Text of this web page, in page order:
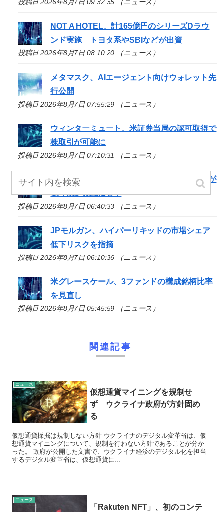
投稿日 2026年8月7日 09:32:35 （ニュース）
NOT A HOTEL、計165億円のシリーズDラウ
ンド実施 トヨタ系やSBIなどが出資
投稿日 2026年8月7日 08:10:20 （ニュース）
メタマスク、AIエージェント向けウォレット先
行公開
投稿日 2026年8月7日 07:55:29 （ニュース）
ウィンターミュート、米証券当局の認可取得で
株取引が可能に
投稿日 2026年8月7日 07:10:31 （ニュース）
停滞中の米クラリティー法案、トランプ政権が
倫理規定協議に着手
投稿日 2026年8月7日 06:40:33 （ニュース）
JPモルガン、ハイパーリキッドの市場シェア
低下リスクを指摘
投稿日 2026年8月7日 06:10:36 （ニュース）
米グレースケール、3ファンドの構成銘柄比率
を見直し
投稿日 2026年8月7日 05:45:59 （ニュース）
関連記事
ニュース
仮想通貨マイニングを規制せ
ず ウクライナ政府が方針固め
る
仮想通貨採掘は規制しない方針 ウクライナのデジタル変革省は、仮
想通貨マイニングについて、規制を行わない方針であることが分か
った。 政府が公開した文書で、ウクライナ経済のデジタル化を担当
するデジタル変革省は、仮想通貨に...
ニュース
「Rakuten NFT」、初のコンテ